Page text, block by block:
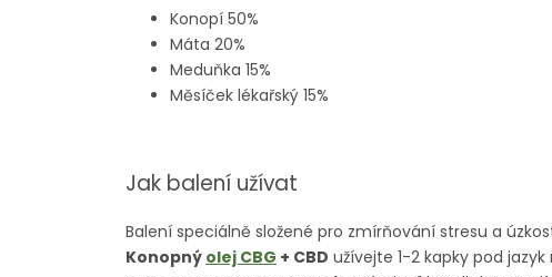
Konopí 50%
Máta 20%
Meduňka 15%
Měsíček lékařský 15%
Jak balení užívat
Balení speciálně složené pro zmírňování stresu a
Konopný olej CBG + CBD užívejte 1-2 kapky pod